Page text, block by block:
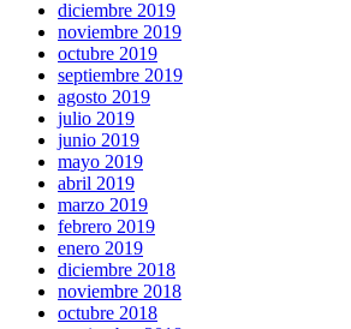
diciembre 2019
noviembre 2019
octubre 2019
septiembre 2019
agosto 2019
julio 2019
junio 2019
mayo 2019
abril 2019
marzo 2019
febrero 2019
enero 2019
diciembre 2018
noviembre 2018
octubre 2018